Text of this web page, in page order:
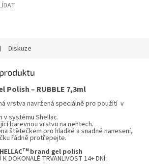
Diskuze
Polish – RUBBLE 7,3ml
vrstva navržená speciálně pro použítí v
v systému Shellac.
barevnou vrstvu na nehtech.
štětečkem pro hladké a snadné nanesení,
řádně protřepejte.
TM brand gel polish
K DOKONALÉ TRVANLIVOST 14+ DNÍ: